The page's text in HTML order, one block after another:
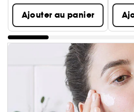
Ajouter au panier